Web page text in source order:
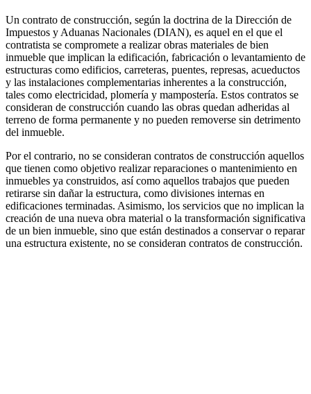
Un contrato de construcción, según la doctrina de la Dirección de
Impuestos y Aduanas Nacionales (DIAN), es aquel en el que el
contratista se compromete a realizar obras materiales de bien
inmueble que implican la edificación, fabricación o levantamiento de
estructuras como edificios, carreteras, puentes, represas, acueductos
y las instalaciones complementarias inherentes a la construcción,
tales como electricidad, plomería y mampostería. Estos contratos se
consideran de construcción cuando las obras quedan adheridas al
terreno de forma permanente y no pueden removerse sin detrimento
del inmueble.
Por el contrario, no se consideran contratos de construcción aquellos
que tienen como objetivo realizar reparaciones o mantenimiento en
inmuebles ya construidos, así como aquellos trabajos que pueden
retirarse sin dañar la estructura, como divisiones internas en
edificaciones terminadas. Asimismo, los servicios que no implican la
creación de una nueva obra material o la transformación significativa
de un bien inmueble, sino que están destinados a conservar o reparar
una estructura existente, no se consideran contratos de construcción.